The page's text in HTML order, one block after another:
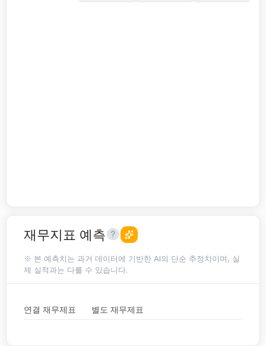
재무지표 예측
※ 본 예측치는 과거 데이터에 기반한 AI의 단순 추정치이며, 실
제 실적과는 다를 수 있습니다.
연결 재무제표 별도 재무제표